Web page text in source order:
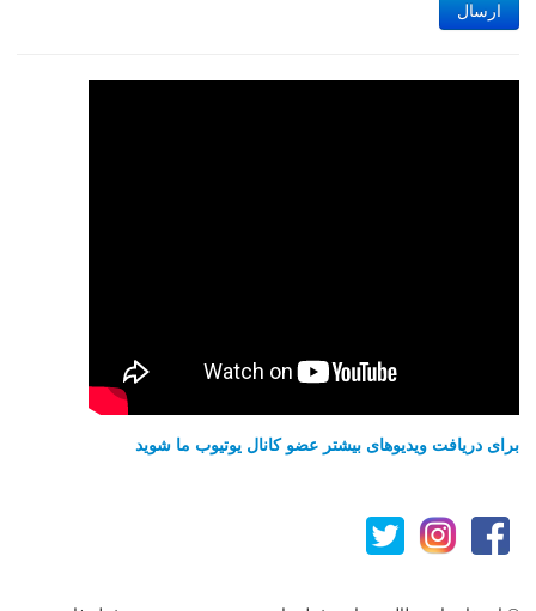
ارسال
برای دریافت ویدیوهای بیشتر عضو کانال یوتیوب ما شوید